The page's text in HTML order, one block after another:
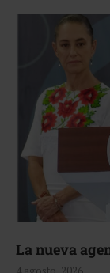
La nueva